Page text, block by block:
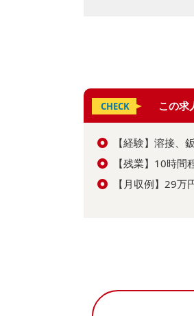
CHECK この求
【経験】溶接、
【残業】10時間
【月収例】29万